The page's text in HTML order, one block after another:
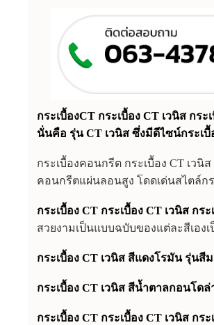
กระเบื้องCT กระเบื้อง CT เวนิส ก
นั่นคือ รุ่น CT เวนิส ซึ่งมีดีไซน์กระเ
กระเบื้องคอนกรีต กระเบื้อง CT เว
คอนกรีตแผ่นลอนสูง โดดเด่นสไตล์ก
กระเบื้อง CT กระเบื้อง CT เวนิส ก
สวยงามเป็นแบบฉบับของแต่ละสีเอง
กระเบื้อง CT เวนิส สีแดงโรมัน รุ่นสี
กระเบื้อง CT เวนิส สีน้ำตาลกอนโด
กระเบื้อง CT กระเบื้อง CT เวนิส ก